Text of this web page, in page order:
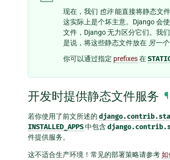
现在，我们 也许能直接将静态文
这实际上是个坏主意。Django 会
文件，Django 无力区分它们。我
是说，将这些静态文件放在 另一个
你可以通过指定 prefixes在
开发时提供静态文件服务 ¶
若你使用了前文所述的
INSTALLED_APPS中包含
件提供服务。
这不适合生产环境！常见的部署策略请参考如